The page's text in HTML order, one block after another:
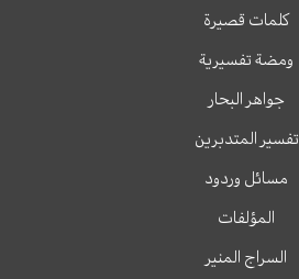
كلمات قصيرة
ومضة تفسيرية
جواهر البحار
تفسير المتدبرين
مسائل وردود
المؤلفات
السراج المنير